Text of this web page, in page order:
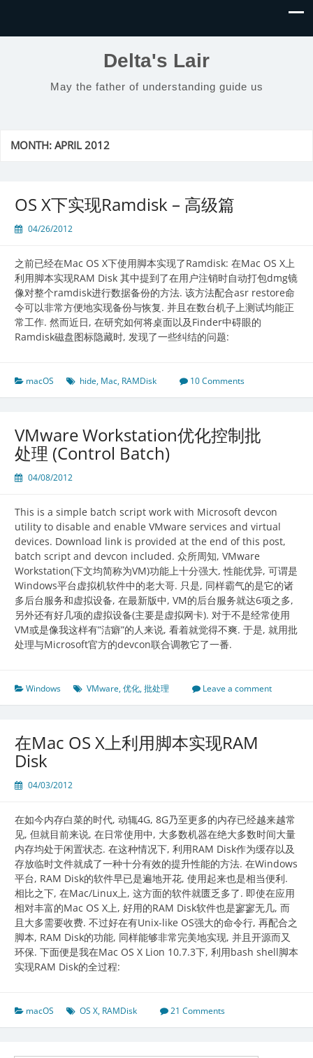
Delta's Lair
May the father of understanding guide us
MONTH:APRIL 2012
OS X下实现Ramdisk – 高级篇
04/26/2012
之前已经在Mac OS X下使用脚本实现了Ramdisk: 在Mac OS X上
利用脚本实现RAM Disk 其中提到了在用户注销时自动打包dmg镜
像对整个ramdisk进行数据备份的方法. 该方法配合asr restore命
令可以非常方便地实现备份与恢复. 并且在数台机子上测试均能正
常工作. 然而近日, 在研究如何将桌面以及Finder中碍眼的
Ramdisk磁盘图标隐藏时, 发现了一些纠结的问题:
macOS hide, Mac, RAMDisk 10 Comments
VMware Workstation优化控制批
处理 (Control Batch)
04/08/2012
This is a simple batch script work with Microsoft devcon
utility to disable and enable VMware services and virtual
devices. Download link is provided at the end of this post,
batch script and devcon included. 众所周知, VMware
Workstation(下文均简称为VM)功能上十分强大, 性能优异, 可谓是
Windows平台虚拟机软件中的老大哥. 只是, 同样霸气的是它的诸
多后台服务和虚拟设备, 在最新版中, VM的后台服务就达6项之多,
另外还有好几项的虚拟设备(主要是虚拟网卡). 对于不是经常使用
VM或是像我这样有”洁癖”的人来说, 看着就觉得不爽. 于是, 就用批
处理与Microsoft官方的devcon联合调教它了一番.
Windows VMware,优化,批处理 Leave a comment
在Mac OS X上利用脚本实现RAM
Disk
04/03/2012
在如今内存白菜的时代, 动辄4G, 8G乃至更多的内存已经越来越常
见, 但就目前来说, 在日常使用中, 大多数机器在绝大多数时间大量
内存均处于闲置状态. 在这种情况下, 利用RAM Disk作为缓存以及
存放临时文件就成了一种十分有效的提升性能的方法. 在Windows
平台, RAM Disk的软件早已是遍地开花, 使用起来也是相当便利.
相比之下, 在Mac/Linux上, 这方面的软件就匮乏多了. 即使在应用
相对丰富的Mac OS X上, 好用的RAM Disk软件也是寥寥无几, 而
且大多需要收费. 不过好在有Unix-like OS强大的命令行, 再配合之
脚本, RAM Disk的功能, 同样能够非常完美地实现, 并且开源而又
环保. 下面便是我在Mac OS X Lion 10.7.3下, 利用bash shell脚本
实现RAM Disk的全过程:
macOS OS X, RAMDisk 21 Comments